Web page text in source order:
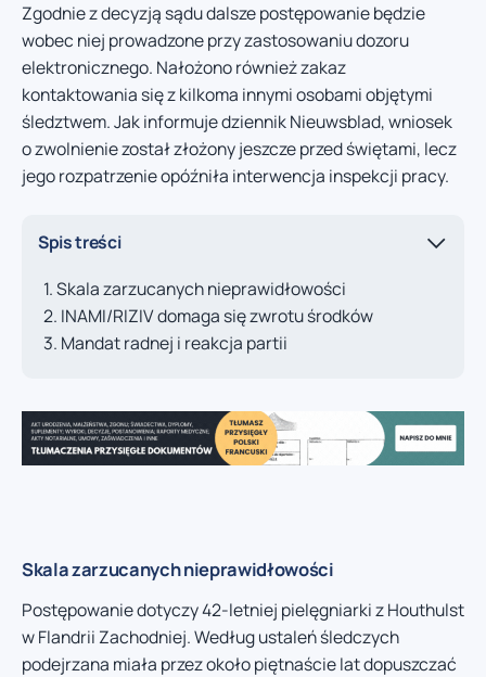
Zgodnie z decyzją sądu dalsze postępowanie będzie
wobec niej prowadzone przy zastosowaniu dozoru
elektronicznego. Nałożono również zakaz
kontaktowania się z kilkoma innymi osobami objętymi
śledztwem. Jak informuje dziennik Nieuwsblad, wniosek
o zwolnienie został złożony jeszcze przed świętami, lecz
jego rozpatrzenie opóźniła interwencja inspekcji pracy.
Spis treści
Skala zarzucanych nieprawidłowości
INAMI/RIZIV domaga się zwrotu środków
Mandat radnej i reakcja partii
Skala zarzucanych nieprawidłowości
Postępowanie dotyczy 42-letniej pielęgniarki z Houthulst
w Flandrii Zachodniej. Według ustaleń śledczych
podejrzana miała przez około piętnaście lat dopuszczać